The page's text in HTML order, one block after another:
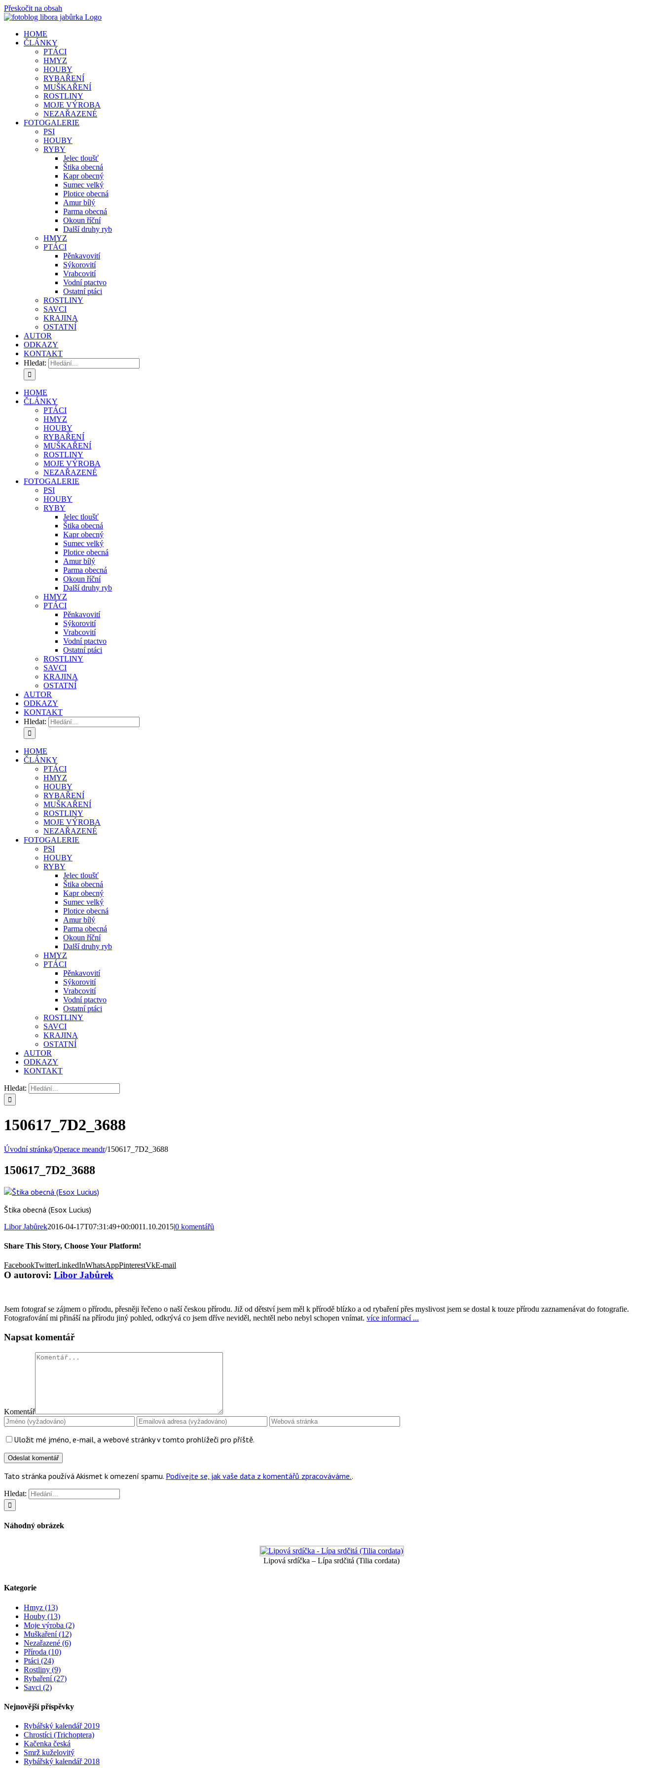
Přeskočit na obsah
HOME
ČLÁNKY
PTÁCI
HMYZ
HOUBY
RYBAŘENÍ
MUŠKAŘENÍ
ROSTLINY
MOJE VÝROBA
NEZAŘAZENÉ
FOTOGALERIE
PSI
HOUBY
RYBY
Jelec tloušť
Štika obecná
Kapr obecný
Sumec velký
Plotice obecná
Amur bílý
Parma obecná
Okoun říční
Další druhy ryb
HMYZ
PTÁCI
Pěnkavovití
Sýkorovití
Vrabcovití
Vodní ptactvo
Ostatní ptáci
ROSTLINY
SAVCI
KRAJINA
OSTATNÍ
AUTOR
ODKAZY
KONTAKT
Hledat:
HOME
ČLÁNKY
PTÁCI
HMYZ
HOUBY
RYBAŘENÍ
MUŠKAŘENÍ
ROSTLINY
MOJE VÝROBA
NEZAŘAZENÉ
FOTOGALERIE
PSI
HOUBY
RYBY
Jelec tloušť
Štika obecná
Kapr obecný
Sumec velký
Plotice obecná
Amur bílý
Parma obecná
Okoun říční
Další druhy ryb
HMYZ
PTÁCI
Pěnkavovití
Sýkorovití
Vrabcovití
Vodní ptactvo
Ostatní ptáci
ROSTLINY
SAVCI
KRAJINA
OSTATNÍ
AUTOR
ODKAZY
KONTAKT
Hledat:
HOME
ČLÁNKY
PTÁCI
HMYZ
HOUBY
RYBAŘENÍ
MUŠKAŘENÍ
ROSTLINY
MOJE VÝROBA
NEZAŘAZENÉ
FOTOGALERIE
PSI
HOUBY
RYBY
Jelec tloušť
Štika obecná
Kapr obecný
Sumec velký
Plotice obecná
Amur bílý
Parma obecná
Okoun říční
Další druhy ryb
HMYZ
PTÁCI
Pěnkavovití
Sýkorovití
Vrabcovití
Vodní ptactvo
Ostatní ptáci
ROSTLINY
SAVCI
KRAJINA
OSTATNÍ
AUTOR
ODKAZY
KONTAKT
Hledat:
150617_7D2_3688
Úvodní stránka/Operace meandr/150617_7D2_3688
150617_7D2_3688
Štika obecná (Esox Lucius)
Libor Jabůrek2016-04-17T07:31:49+00:0011.10.2015|0 komentářů
Share This Story, Choose Your Platform!
FacebookTwitterLinkedInWhatsAppPinterestVkE-mail
O autorovi: Libor Jabůrek
Jsem fotograf se zájmem o přírodu, přesněji řečeno o naší českou přírodu. Již od dětství jsem měl k přírodě blízko a od rybaření přes myslivost jsem se dostal k touze přírodu zaznamenávat do fotografie.
Fotografování mi přináší na přírodu jiný pohled, odkrývá co jsem dříve neviděl, nechtěl nebo nebyl schopen vnímat. více informací ...
Napsat komentář
Komentář
Uložit mé jméno, e-mail, a webové stránky v tomto prohlížeči pro příště.
Tato stránka používá Akismet k omezení spamu. Podívejte se, jak vaše data z komentářů zpracováváme..
Hledat:
Náhodný obrázek
Lipová srdíčka – Lípa srdčitá (Tilia cordata)
Kategorie
Hmyz (13)
Houby (13)
Moje výroba (2)
Muškaření (12)
Nezařazené (6)
Příroda (10)
Ptáci (24)
Rostliny (9)
Rybaření (27)
Savci (2)
Nejnovější příspěvky
Rybářský kalendář 2019
Chrostíci (Trichoptera)
Kačenka česká
Smrž kuželovitý
Rybářský kalendář 2018